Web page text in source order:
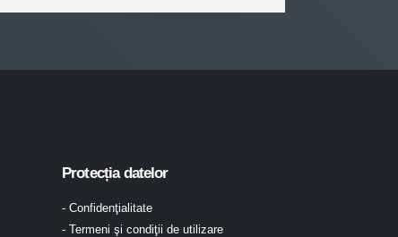
Protecția datelor
- Confidenţialitate
- Termeni şi condiţii de utilizare